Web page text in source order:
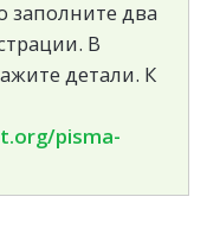
заполните два
В
детали. К
pisma-